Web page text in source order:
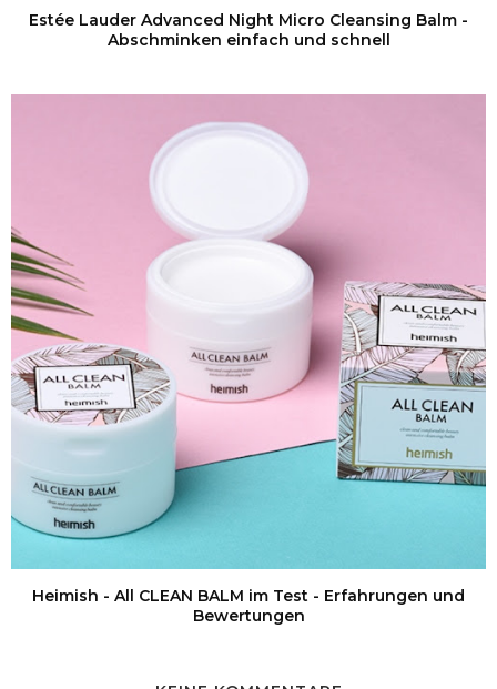
Estée Lauder Advanced Night Micro Cleansing Balm -
Abschminken einfach und schnell
Heimish - All CLEAN BALM im Test - Erfahrungen und
Bewertungen